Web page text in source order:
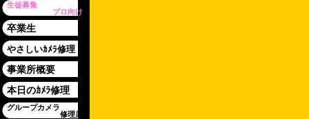
生徒募集
プロ向け
卒業生
やさしいｶﾒﾗ修理
事業所概要
本日のｶﾒﾗ修理
グループカメラ
修理店